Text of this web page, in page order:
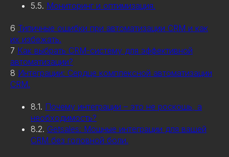
5.5. Мониторинг и оптимизация.
6 Типичные ошибки при автоматизации CRM и как
их избежать.
7 Как выбрать CRM-систему для эффективной
автоматизации?
8 Интеграции: Сердце комплексной автоматизации
CRM.
8.1. Почему интеграции – это не роскошь, а
необходимость?
8.2. Getsales: Мощные интеграции для вашей
CRM без головной боли.